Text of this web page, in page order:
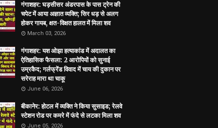
गंगाशहर: घड़सीसर अंडरपास के पास ट्रेन की
चपेट में आया अज्ञात व्यक्ति; सिर धड़ से अलग
होकर गायब, क्षत-विक्षत हालत में मिला शव
March 03, 2026
गंगाशहर: यश ओझा हत्याकांड में अदालत का
ऐतिहासिक फैसला: 2 आरोपियों को सुनाई
उम्रकैद; गर्लफ्रेंड विवाद में चाय की दुकान पर
सरेराह मारा था चाकू
June 06, 2026
बीकानेर: होटल में व्यक्ति ने किया सुसाइड; रेलवे
स्टेशन रोड पर कमरे में फंदे से लटका मिला शव
June 05, 2026